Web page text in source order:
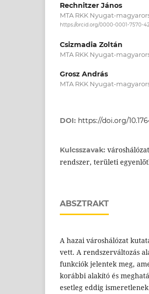
Rechnitzer János
MTA RKK Nyugat-
https://orcid.org/0000-0001-7570-
Csizmadia Zoltán
MTA RKK Nyugat-
Grosz András
MTA RKK Nyugat-
DOI: https://doi.org/
Kulcsszavak:
rendszer, területi
ABSZTRAKT
A hazai városhálózat
vett. A rendszerváltozás
funkciók jelentek meg,
korábbi alakító és
esetleg eddig